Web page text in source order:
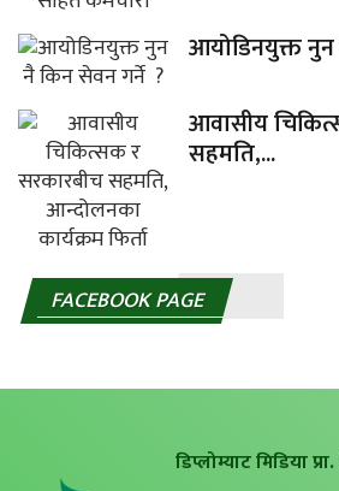
आयोडिनयुक्त
आवासीय
सहमति,...
FACEBOOK PAGE
डिप्लोम्याट मिडिया